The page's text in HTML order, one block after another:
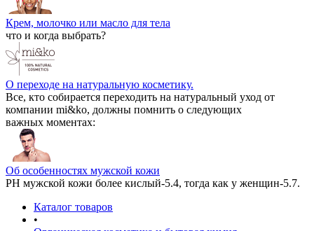
Крем, молочко или масло для тела
что и когда выбрать?
О переходе на натуральную косметику.
Все, кто собирается переходить на натуральный уход от
компании mi&ko, должны помнить о следующих
важных моментах:
Об особенностях мужской кожи
РН мужской кожи более кислый-5.4, тогда как у женщин-5.7.
Каталог товаров
•